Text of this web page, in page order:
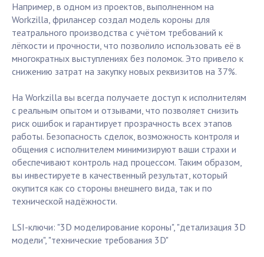
Например, в одном из проектов, выполненном на
Workzilla, фрилансер создал модель короны для
театрального производства с учётом требований к
лёгкости и прочности, что позволило использовать её в
многократных выступлениях без поломок. Это привело к
снижению затрат на закупку новых реквизитов на 37%.
На Workzilla вы всегда получаете доступ к исполнителям
с реальным опытом и отзывами, что позволяет снизить
риск ошибок и гарантирует прозрачность всех этапов
работы. Безопасность сделок, возможность контроля и
общения с исполнителем минимизируют ваши страхи и
обеспечивают контроль над процессом. Таким образом,
вы инвестируете в качественный результат, который
окупится как со стороны внешнего вида, так и по
технической надёжности.
LSI-ключи: "3D моделирование короны", "детализация 3D
модели", "технические требования 3D"